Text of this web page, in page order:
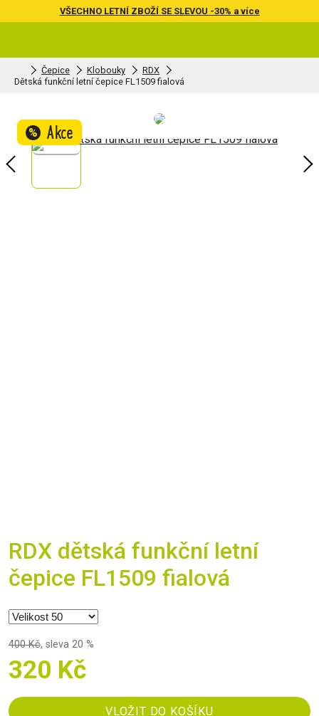
VŠECHNO LETNÍ ZBOŽÍ SE SLEVOU -30% a více
Čepice Klobouky
RDX
Dětská funkční letní čepice FL1509 fialová
% Akce
RDX dětská funkční letní
čepice FL1509 fialová
400 Kč, sleva 20 %
320 Kč